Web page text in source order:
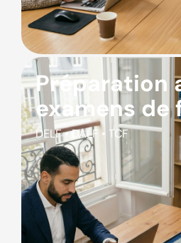
Préparation
examens de
DELF • DALF • TCF